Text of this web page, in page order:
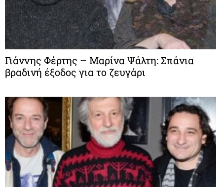
Γιάννης Φέρτης – Μαρίνα Ψάλτη: Σπάνια
βραδινή έξοδος για το ζευγάρι